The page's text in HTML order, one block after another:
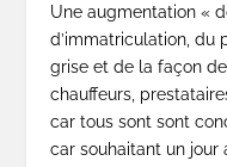
Une augmentation «
d’immatriculation, du
grise et de la façon de
chauffeurs,
car tous sont sont
car souhaitant un jour